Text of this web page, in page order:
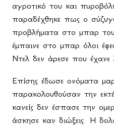
αγροτικό του και
παραδέχθηκε πως ο
προβλήματα στο μπαρ
έμπαινε στο μπαρ όλοι
Ντελ δεν άρεσε που
Επίσης έδωσε ονόματα
παρακολουθούσαν την
κανείς δεν έσπασε την
άσκησε καν διώξεις. Η